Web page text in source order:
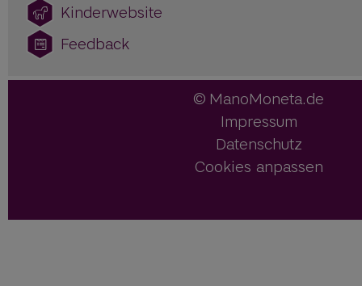
Kinderwebsite
Feedback
ManoMoneta.de
Impressum
Datenschutz
Cookies anpassen